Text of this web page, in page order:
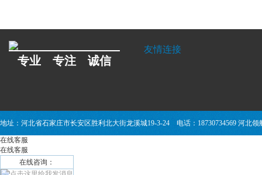
专业 专注 诚信
友情连接
地址：河北省石家庄市长安区胜利北大街龙溪城19-3-24 电话：18730734569 河北
在线客服
在线客服
在线咨询：